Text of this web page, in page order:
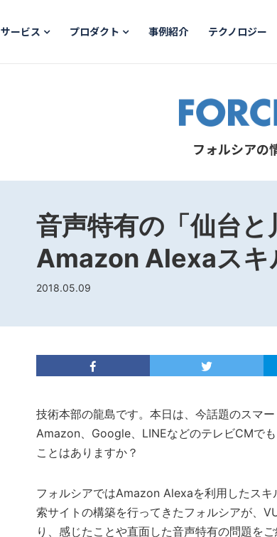
サービス プロダクト 事例紹介 テクノロジー
フォルシアの
音声特有の「仙台
Amazon Alexaスキ
2018.05.09
技術本部の龍島です。本日は、今話題のスマ
Amazon、Google、LINEなどのテレビCMで
ことはありますか？
フォルシアではAmazon Alexaを利用したスキ
索サイトの構築を行ってきたフォルシアが、
り、感じたことや直面した音声特有の問題をご